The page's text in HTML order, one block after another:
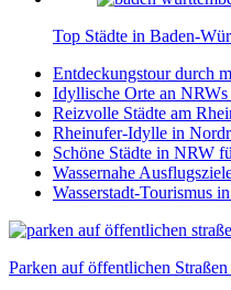
Top Städte in Baden-
Entdeckungstour durch
Idyllische Orte an NRWs
Reizvolle Städte am
Rheinufer-Idylle in
Schöne Städte in NRW
Wassernahe
Wasserstadt-Tourismus
Parken auf öffentlichen